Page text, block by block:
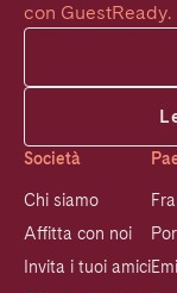
con GuestReady.
Società
Chi siamo
Affitta con noi
Invita i tuoi amici